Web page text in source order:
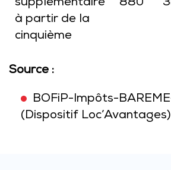
supplémentaire
à partir de la
cinquième
880
Source :
BOFiP-Impôts-
(Dispositif Loc’Avantages)